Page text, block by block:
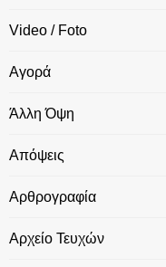
Video / Foto
Αγορά
Άλλη Όψη
Απόψεις
Αρθρογραφία
Αρχείο Τευχών